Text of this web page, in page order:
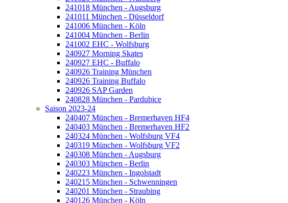
241018 München - Augsburg
241011 München - Düsseldorf
241006 München - Köln
241004 München - Berlin
241002 EHC - Wolfsburg
240927 Morning Skates
240927 EHC - Buffalo
240926 Training München
240926 Training Buffalo
240926 SAP Garden
240828 München - Pardubice
Saison 2023-24
240407 München - Bremerhaven HF4
240403 München - Bremerhaven HF2
240324 München - Wolfsburg VF4
240319 München - Wolfsburg VF2
240308 München - Augsburg
240303 München - Berlin
240223 München - Ingolstadt
240215 München - Schwenningen
240201 München - Straubing
240126 München - Köln